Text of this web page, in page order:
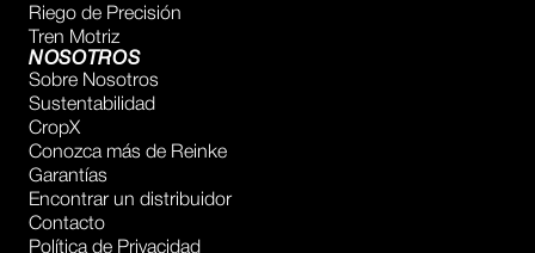
Riego de Precisión
Tren Motriz
NOSOTROS
Sobre Nosotros
Sustentabilidad
CropX
Conozca más de Reinke
Garantías
Encontrar un distribuidor
Contacto
Política de Privacidad